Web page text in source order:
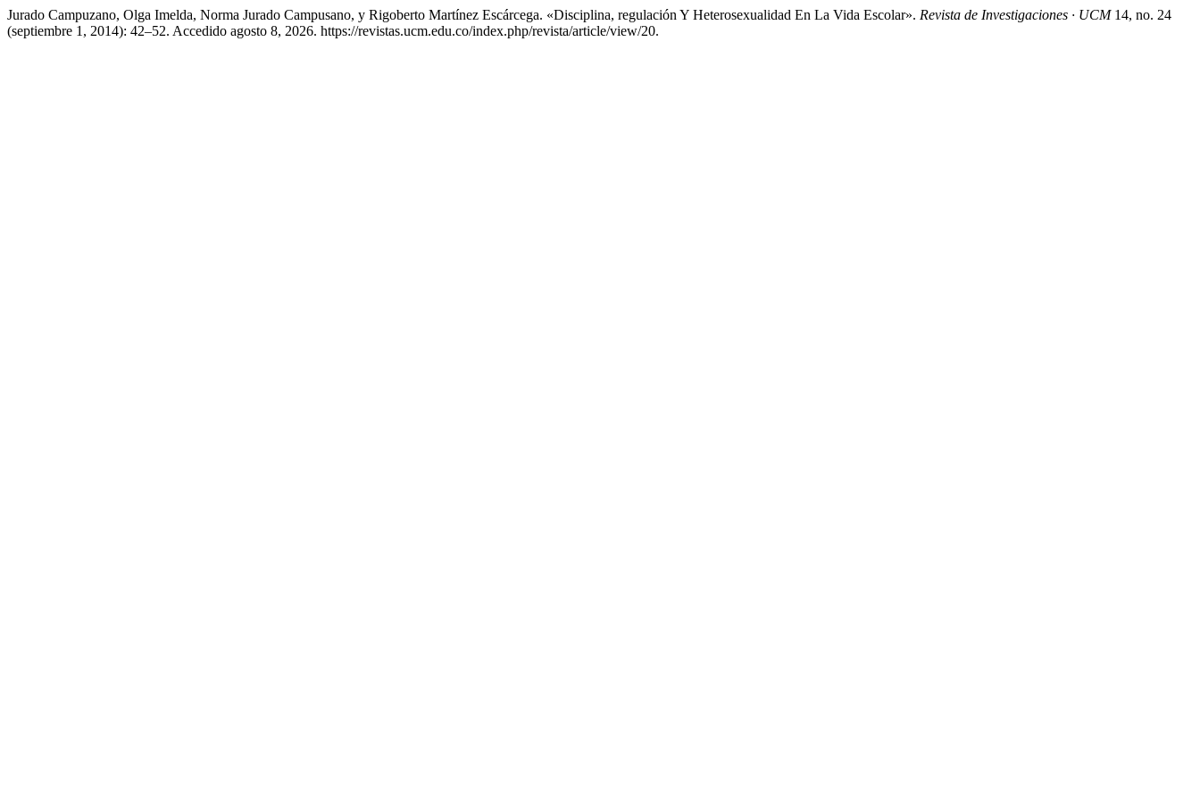
Jurado Campuzano, Olga Imelda, Norma Jurado Campusano, y Rigoberto Martínez Escárcega. «Disciplina, regulación Y Heterosexualidad En La Vida Escolar». Revista de Investigaciones · UCM14, no. 24
(septiembre 1, 2014): 42–52. Accedido agosto 8, 2026. https://revistas.ucm.edu.co/index.php/revista/article/view/20.